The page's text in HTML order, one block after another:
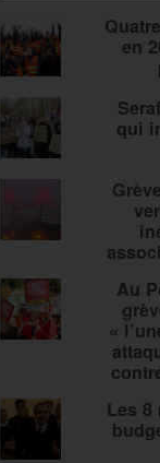
en
qui
Au
«
Les 8